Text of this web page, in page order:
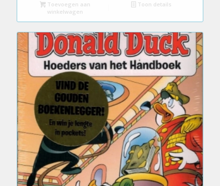
Toevoegen aan
winkelwagen
Toon details